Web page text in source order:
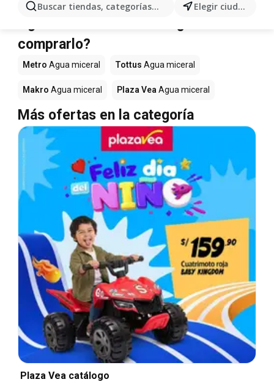
Buscar tiendas, categorías, productos... Elegir ciudad
término.
comprarlo?
Metro Agua miceral Tottus Agua miceral
Makro Agua miceral Plaza Vea Agua miceral
Más ofertas en la categoría
Plaza Vea catálogo